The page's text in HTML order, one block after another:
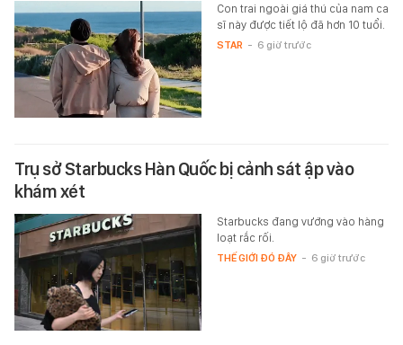
Con trai ngoài giá thú của nam ca
sĩ này được tiết lộ đã hơn 10 tuổi.
STAR - 6 giờ trước
Trụ sở Starbucks Hàn Quốc bị cảnh sát ập vào
khám xét
Starbucks đang vướng vào hàng
loạt rắc rối.
THẾ GIỚI ĐÓ ĐÂY - 6 giờ trước